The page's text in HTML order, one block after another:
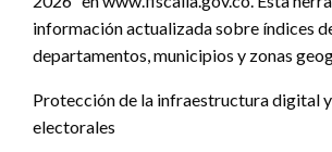
información actualizada sobre índices
departamentos, municipios y zonas
Protección de la infraestructura digital
electorales